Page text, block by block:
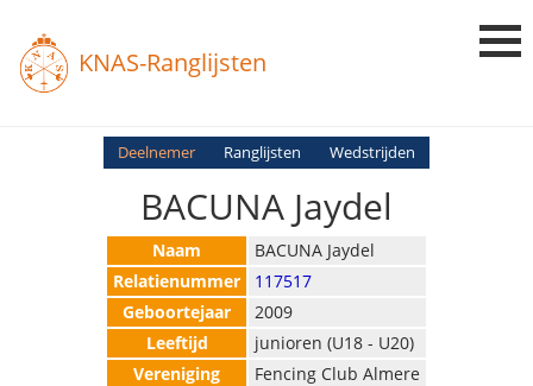
KNAS-Ranglijsten
Login
Ranglijsten
Deelnemer Ranglijsten Wedstrijden
BACUNA Jaydel
Naam
BACUNA Jaydel
Relatienummer
117517
Geboortejaar
2009
Leeftijd
junioren (U18 - U20)
Vereniging
Fencing Club Almere